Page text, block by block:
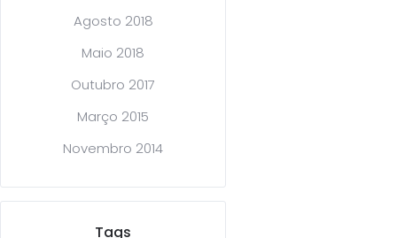
Agosto 2018
Maio 2018
Outubro 2017
Março 2015
Novembro 2014
Tags